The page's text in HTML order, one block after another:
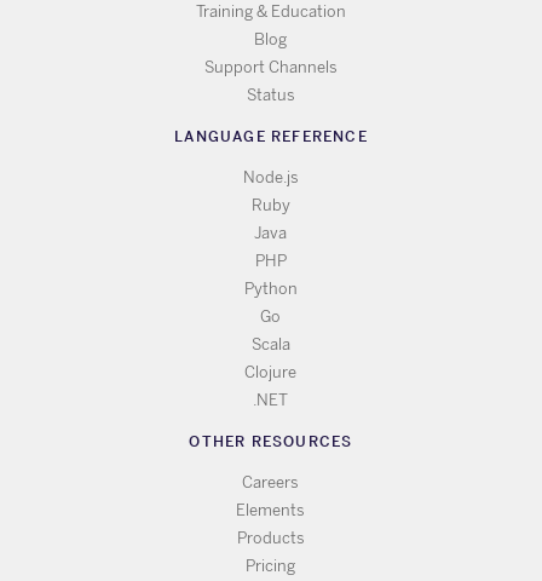
Training & Education
Blog
Support Channels
Status
LANGUAGE REFERENCE
Node.js
Ruby
Java
PHP
Python
Go
Scala
Clojure
.NET
OTHER RESOURCES
Careers
Elements
Products
Pricing